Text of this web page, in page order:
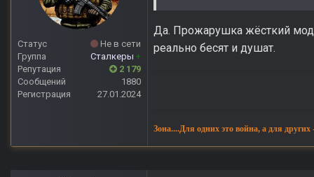
Статус
Не в сети
Группа
Сталкеры +
Репутация
2 179
Сообщений
1880
Регистрация
27.01.2024
Да. Прожарушка жёсткий
реально бесят и душат.
Зона....Для одних это война, а для